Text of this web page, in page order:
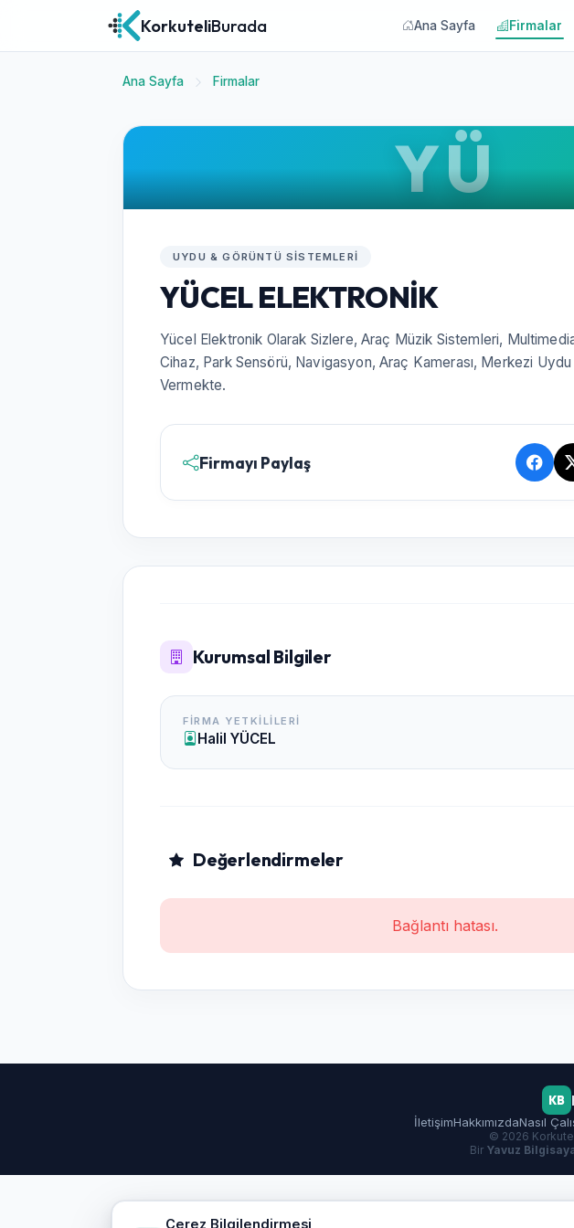
KorkuteliBurada Ana Sayfa Firmalar
Ana Sayfa Firmalar
YÜ
UYDU & GÖRÜNTÜ SISTEMLERI
YÜCEL ELEKTRONİK
Yücel Elektronik Olarak Sizlere, Araç Müzik Sistemleri, Multimedia
Cihaz, Park Sensörü, Navigasyon, Araç Kamerası, Merkezi
Vermekte.
Firmayı Paylaş
Kurumsal Bilgiler
FIRMA YETKILILERI
Halil YÜCEL
Değerlendirmeler
Bağlantı hatası.
KB
İletişimHakkımızdaNasıl
© 2026
Bir Yavuz
Çerez Bilgilendirmesi